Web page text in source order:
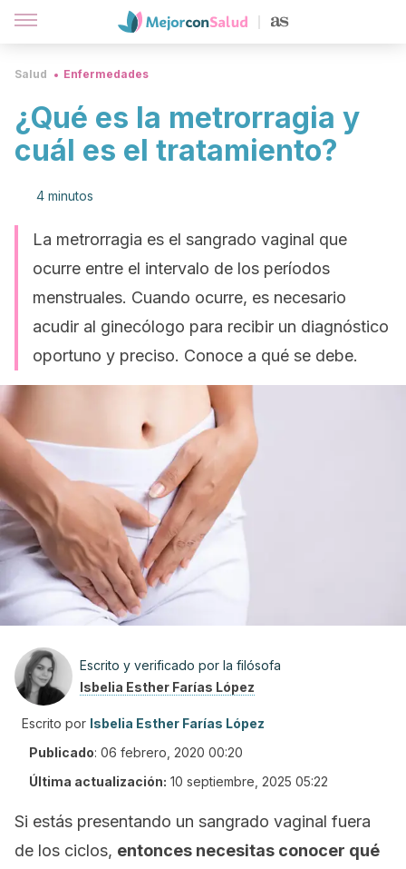
Salud Enfermedades
¿Qué es la metrorragia y
cuál es el tratamiento?
4 minutos
La metrorragia es el sangrado vaginal que
ocurre entre el intervalo de los períodos
menstruales. Cuando ocurre, es necesario
acudir al ginecólogo para recibir un diagnóstico
oportuno y preciso. Conoce a qué se debe.
Escrito y verificado por la filósofa
Isbelia Esther Farías López
Escrito por Isbelia Esther Farías López
Publicado: 06 febrero, 2020 00:20
Última actualización: 10 septiembre, 2025 05:22
Si estás presentando un sangrado vaginal fuera
de los ciclos, entonces necesitas conocer qué